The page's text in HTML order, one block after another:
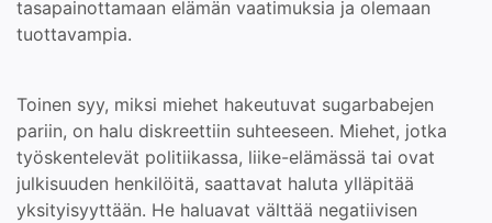
tasapainottamaan elämän vaatimuksia ja olemaan
tuottavampia.
Toinen syy, miksi miehet hakeutuvat sugarbabejen
pariin, on halu diskreettiin suhteeseen. Miehet, jotka
työskentelevät politiikassa, liike-elämässä tai ovat
julkisuuden henkilöitä, saattavat haluta ylläpitää
yksityisyyttään. He haluavat välttää negatiivisen